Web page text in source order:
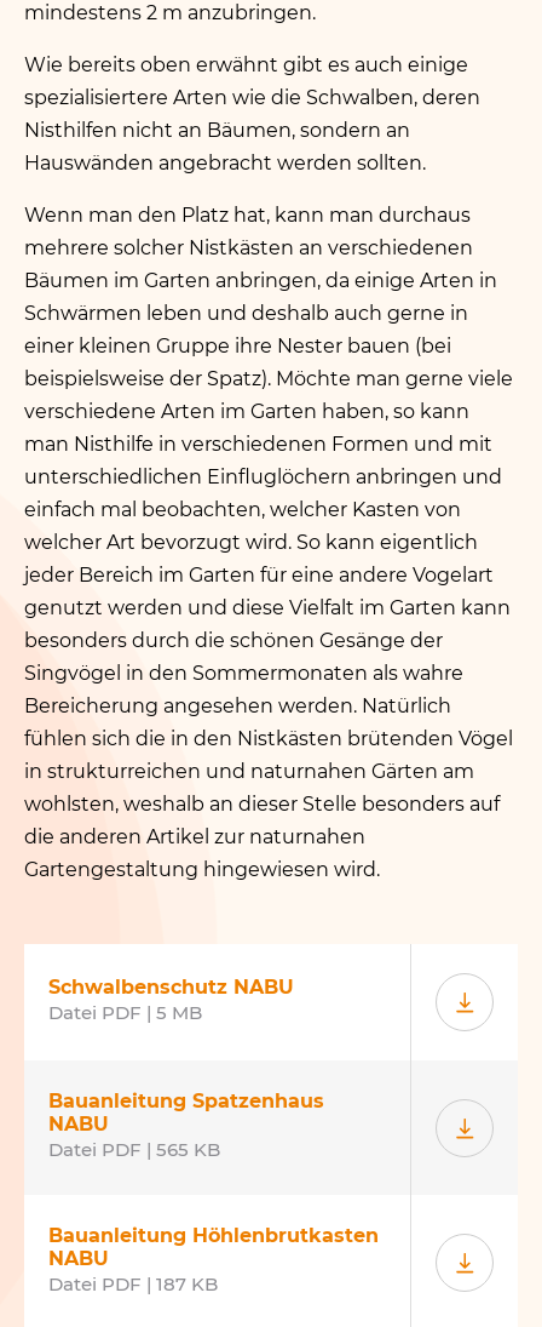
mindestens 2 m anzubringen.
Wie bereits oben erwähnt gibt es auch einige
spezialisiertere Arten wie die Schwalben, deren
Nisthilfen nicht an Bäumen, sondern an
Hauswänden angebracht werden sollten.
Wenn man den Platz hat, kann man durchaus
mehrere solcher Nistkästen an verschiedenen
Bäumen im Garten anbringen, da einige Arten in
Schwärmen leben und deshalb auch gerne in
einer kleinen Gruppe ihre Nester bauen (bei
beispielsweise der Spatz). Möchte man gerne viele
verschiedene Arten im Garten haben, so kann
man Nisthilfe in verschiedenen Formen und mit
unterschiedlichen Einfluglöchern anbringen und
einfach mal beobachten, welcher Kasten von
welcher Art bevorzugt wird. So kann eigentlich
jeder Bereich im Garten für eine andere Vogelart
genutzt werden und diese Vielfalt im Garten kann
besonders durch die schönen Gesänge der
Singvögel in den Sommermonaten als wahre
Bereicherung angesehen werden. Natürlich
fühlen sich die in den Nistkästen brütenden Vögel
in strukturreichen und naturnahen Gärten am
wohlsten, weshalb an dieser Stelle besonders auf
die anderen Artikel zur naturnahen
Gartengestaltung hingewiesen wird.
Schwalbenschutz NABU
Datei PDF | 5 MB
Bauanleitung Spatzenhaus
NABU
Datei PDF | 565 KB
Bauanleitung Höhlenbrutkasten
NABU
Datei PDF | 187 KB